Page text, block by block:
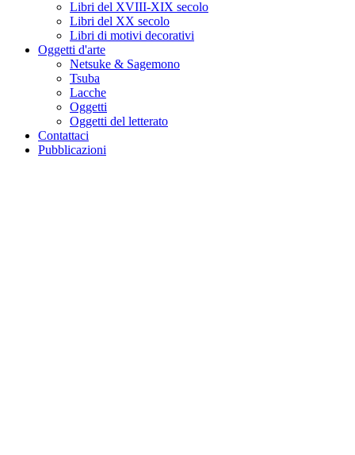
Libri del XVIII-XIX secolo
Libri del XX secolo
Libri di motivi decorativi
Oggetti d'arte
Netsuke & Sagemono
Tsuba
Lacche
Oggetti
Oggetti del letterato
Contattaci
Pubblicazioni